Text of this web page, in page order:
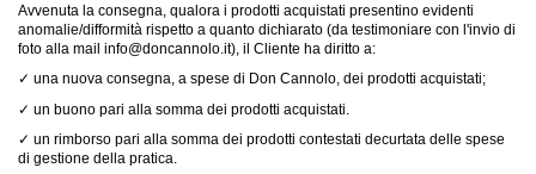
Avvenuta la consegna, qualora i prodotti acquistati presentino evidenti
anomalie/difformità rispetto a quanto dichiarato (da testimoniare con l'invio di
foto alla mail info@doncannolo.it), il Cliente ha diritto a:
✓ una nuova consegna, a spese di Don Cannolo, dei prodotti acquistati;
✓ un buono pari alla somma dei prodotti acquistati.
✓ un rimborso pari alla somma dei prodotti contestati decurtata delle spese
di gestione della pratica.